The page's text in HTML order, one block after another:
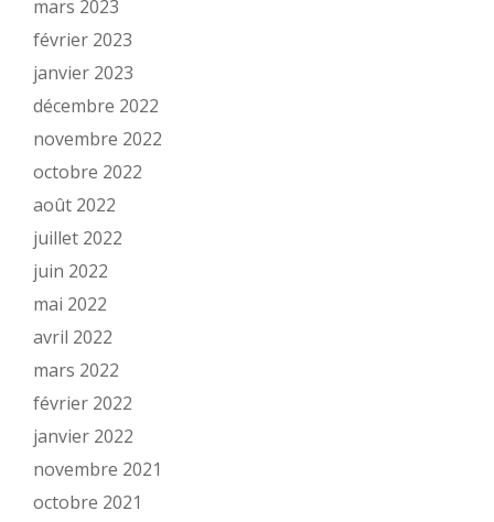
mars 2023
février 2023
janvier 2023
décembre 2022
novembre 2022
octobre 2022
août 2022
juillet 2022
juin 2022
mai 2022
avril 2022
mars 2022
février 2022
janvier 2022
novembre 2021
octobre 2021